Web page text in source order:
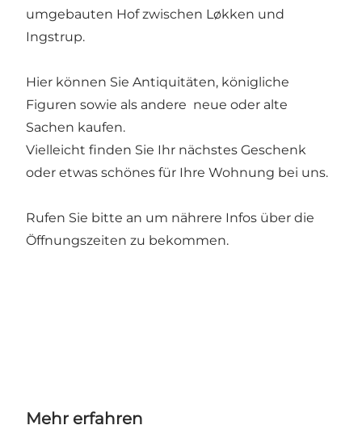
umgebauten Hof zwischen Løkken und
Ingstrup.
Hier können Sie Antiquitäten, königliche
Figuren sowie als andere neue oder alte
Sachen kaufen.
Vielleicht finden Sie Ihr nächstes Geschenk
oder etwas schönes für Ihre Wohnung bei uns.
Rufen Sie bitte an um nährere Infos über die
Öffnungszeiten zu bekommen.
Mehr erfahren